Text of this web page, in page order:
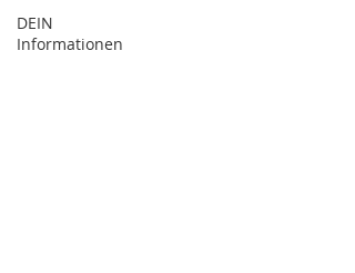
DEIN
Informationen